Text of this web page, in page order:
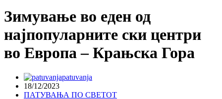
Зимување во еден од
најпопуларните ски центри
во Европа – Крањска Гора
patuvanja
18/12/2023
ПАТУВАЊА ПО СВЕТОТ